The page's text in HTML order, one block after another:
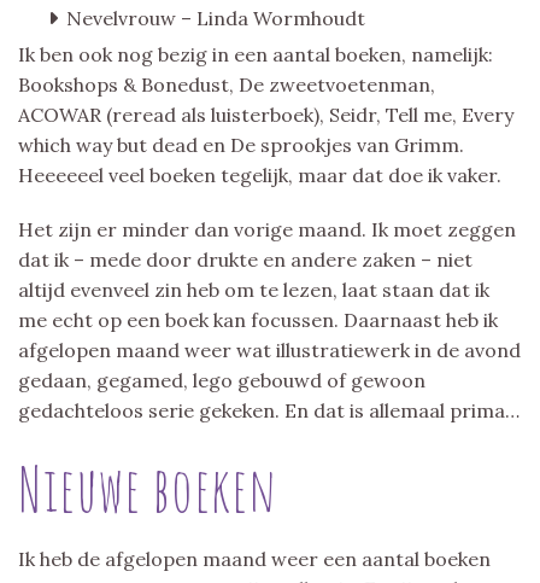
Nevelvrouw – Linda Wormhoudt
Ik ben ook nog bezig in een aantal boeken, namelijk:
Bookshops & Bonedust, De zweetvoetenman,
ACOWAR (reread als luisterboek), Seidr, Tell me, Every
which way but dead en De sprookjes van Grimm.
Heeeeeel veel boeken tegelijk, maar dat doe ik vaker.
Het zijn er minder dan vorige maand. Ik moet zeggen
dat ik – mede door drukte en andere zaken – niet
altijd evenveel zin heb om te lezen, laat staan dat ik
me echt op een boek kan focussen. Daarnaast heb ik
afgelopen maand weer wat illustratiewerk in de avond
gedaan, gegamed, lego gebouwd of gewoon
gedachteloos serie gekeken. En dat is allemaal prima…
Nieuwe boeken
Ik heb de afgelopen maand weer een aantal boeken